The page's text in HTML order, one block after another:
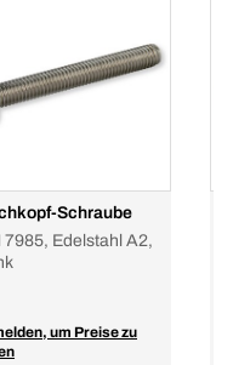
Schraube
7985, Edelstahl A2,
um Preise zu